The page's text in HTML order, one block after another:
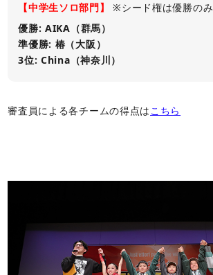
【中学生ソロ部門】
※シード権は優勝のみ
優勝: AIKA（群馬）
準優勝: 椿（大阪）
3位: China（神奈川）
審査員による各チームの得点はこちら